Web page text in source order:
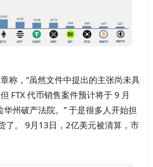
称，“虽然文件中提出的主张尚未具
FTX 代币销售案件预计将于 9 月
州破产法院。” 于是很多人开始担
了。 9月13日，2亿美元被清算，市